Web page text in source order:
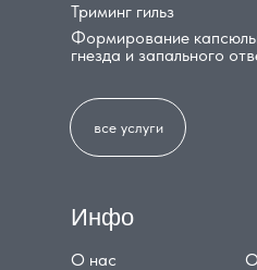
Инфо
О нас
Триминг гильз
Формирование
гнезда и запального
все услуги